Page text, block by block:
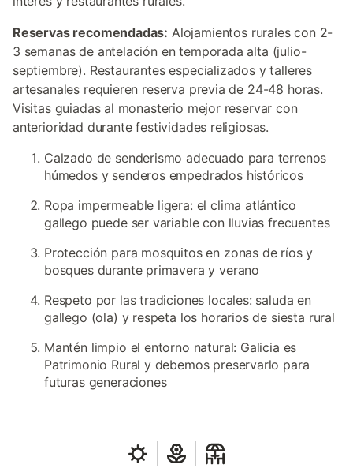
Reservas recomendadas: Alojamientos rurales con 2-
3 semanas de antelación en temporada alta (julio-
septiembre). Restaurantes especializados y talleres
artesanales requieren reserva previa de 24-48 horas.
Visitas guiadas al monasterio mejor reservar con
anterioridad durante festividades religiosas.
Calzado de senderismo adecuado para terrenos
húmedos y senderos empedrados históricos
Ropa impermeable ligera: el clima atlántico
gallego puede ser variable con lluvias frecuentes
Protección para mosquitos en zonas de ríos y
bosques durante primavera y verano
Respeto por las tradiciones locales: saluda en
gallego (ola) y respeta los horarios de siesta rural
Mantén limpio el entorno natural: Galicia es
Patrimonio Rural y debemos preservarlo para
futuras generaciones